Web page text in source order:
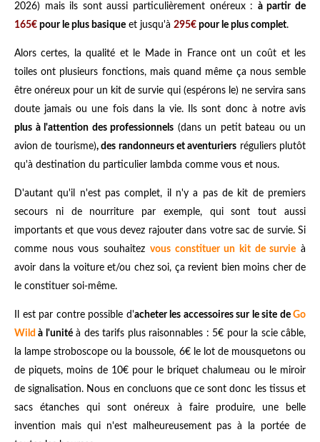
2026) mais ils sont aussi particulièrement onéreux : à partir de
165€ pour le plus basique et jusqu'à 295€ pour le plus complet.
Alors certes, la qualité et le Made in France ont un coût et les
toiles ont plusieurs fonctions, mais quand même ça nous semble
être onéreux pour un kit de survie qui (espérons le) ne servira sans
doute jamais ou une fois dans la vie. Ils sont donc à notre avis
plus à l'attention des professionnels (dans un petit bateau ou un
avion de tourisme), des randonneurs et aventuriers réguliers plutôt
qu'à destination du particulier lambda comme vous et nous.
D'autant qu'il n'est pas complet, il n'y a pas de kit de premiers
secours ni de nourriture par exemple, qui sont tout aussi
importants et que vous devez rajouter dans votre sac de survie. Si
comme nous vous souhaitez vous constituer un kit de survie à
avoir dans la voiture et/ou chez soi, ça revient bien moins cher de
le constituer soi-même.
Il est par contre possible d'acheter les accessoires sur le site de Go
Wild à l'unitéà des tarifs plus raisonnables : 5€ pour la scie câble,
la lampe stroboscope ou la boussole, 6€ le lot de mousquetons ou
de piquets, moins de 10€ pour le briquet chalumeau ou le miroir
de signalisation. Nous en concluons que ce sont donc les tissus et
sacs étanches qui sont onéreux à faire produire, une belle
invention mais qui n'est malheureusement pas à la portée de